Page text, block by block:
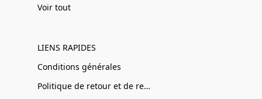
Voir tout
LIENS RAPIDES
Conditions générales
Politique de retour et de remboursement